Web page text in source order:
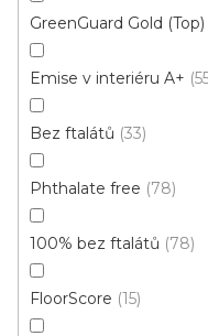
GreenGuard Gold (Top)
Emise v interiéru A+
Bez ftalátů 33
Phthalate free 78
100% bez ftalátů 78
FloorScore 15
Vinylová podlaha
U
699 Kč